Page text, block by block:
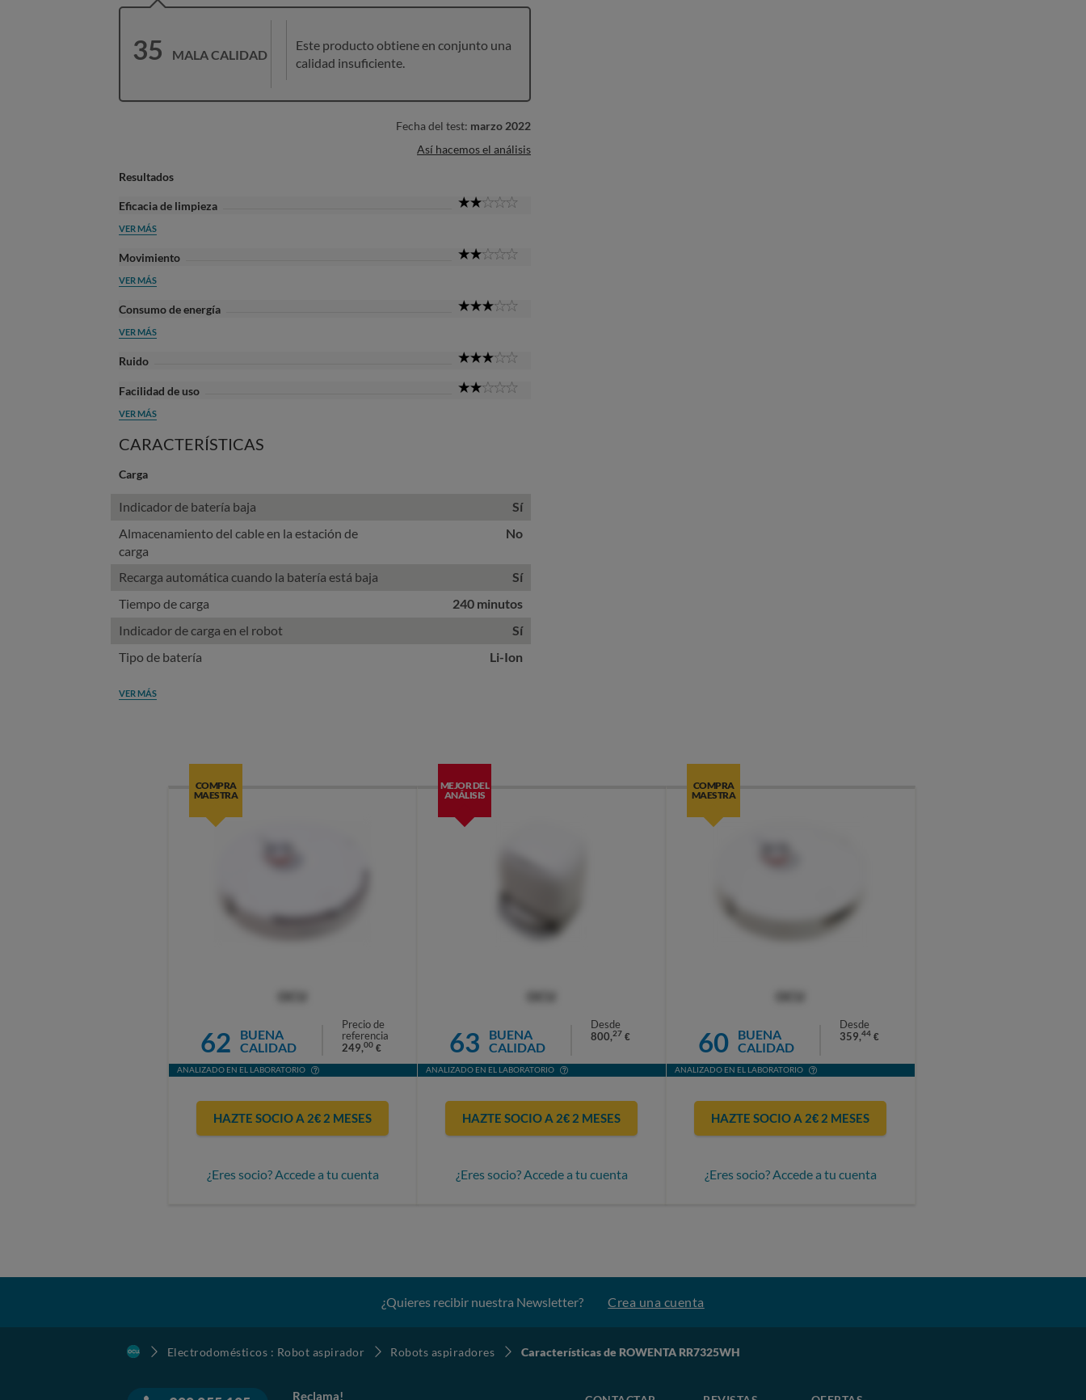
35 MALA CALIDAD
Este producto obtiene en conjunto una
calidad insuficiente.
Fecha del test: marzo 2022
Así hacemos el análisis
Resultados
Eficacia de limpieza
VER MÁS
Movimiento
VER MÁS
Consumo de energía
VER MÁS
Ruido
Facilidad de uso
VER MÁS
CARACTERÍSTICAS
Carga
Indicador de batería baja
Sí
Almacenamiento del cable en la estación de
carga
No
Recarga automática cuando la batería está baja
Sí
Tiempo de carga
240 minutos
Indicador de carga en el robot
Sí
Tipo de batería
Li-Ion
VER MÁS
COMPRA
MAESTRA
62
BUENA
CALIDAD
Precio de
referencia
249,00 €
ANALIZADO EN EL LABORATORIO
HAZTE SOCIO A 2€ 2 MESES
¿Eres socio? Accede a tu cuenta
MEJOR DEL
ANÁLISIS
63
BUENA
CALIDAD
Desde
800,27 €
ANALIZADO EN EL LABORATORIO
HAZTE SOCIO A 2€ 2 MESES
¿Eres socio? Accede a tu cuenta
COMPRA
MAESTRA
60
BUENA
CALIDAD
Desde
359,44 €
ANALIZADO EN EL LABORATORIO
HAZTE SOCIO A 2€ 2 MESES
¿Eres socio? Accede a tu cuenta
¿Quieres recibir nuestra Newsletter? Crea una cuenta
Electrodomésticos : Robot aspirador Robots aspiradores Características de ROWENTA RR7325WH
Reclama!